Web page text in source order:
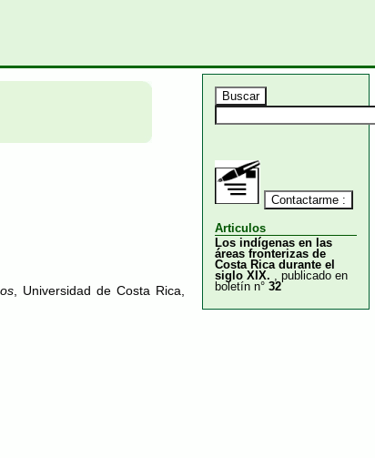
Articulos
Los indígenas en las
áreas fronterizas de
Costa Rica durante el
siglo XIX. , publicado en
boletín n° 32
, Universidad de Costa Rica,